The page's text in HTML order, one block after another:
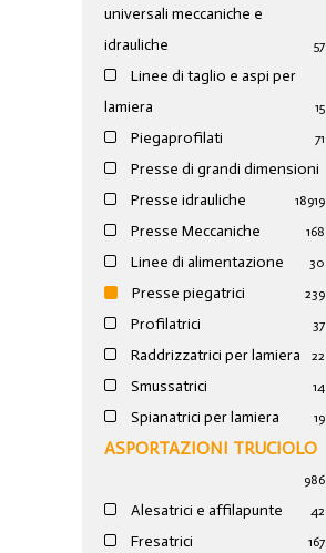
universali meccaniche e
idrauliche
57
Linee di taglio e aspi per
lamiera
15
Piegaprofilati 71
Presse di grandi dimensioni
19
Presse idrauliche 189
Presse Meccaniche 168
Linee di alimentazione 30
Presse piegatrici 239
Profilatrici 37
Raddrizzatrici per lamiera 22
Smussatrici 14
Spianatrici per lamiera 19
ASPORTAZIONI TRUCIOLO
986
Alesatrici e affilapunte 42
Fresatrici 167